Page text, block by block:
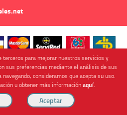
terceros para mejorar nuestros servicios y
sus preferencias mediante el análisis de sus
consideramos que acepta su uso.
u obtener más informaciónaquí.